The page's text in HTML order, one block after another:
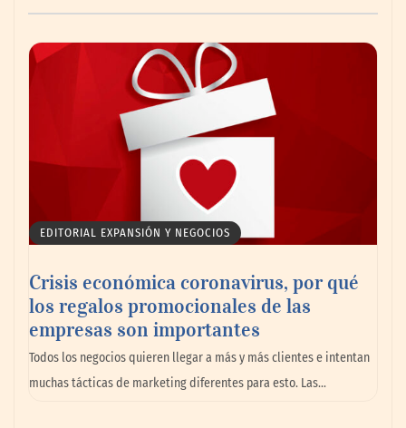
ampliar visualmente cualquier habitación
Los 10 mejores expertos en reparación de
persianas en Madrid
EDITORIAL EXPANSIÓN Y NEGOCIOS
Crisis económica coronavirus, por qué
los regalos promocionales de las
empresas son importantes
Todos los negocios quieren llegar a más y más clientes e intentan
muchas tácticas de marketing diferentes para esto. Las…